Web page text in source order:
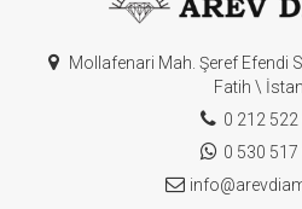
Mollafenari Mah. Şeref Efendi
Fatih \
0 212 522
0 530 517